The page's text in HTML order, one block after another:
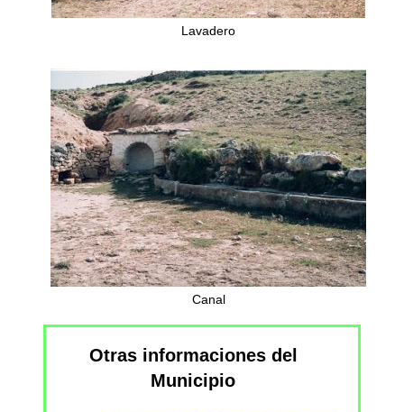
Lavadero
Canal
Otras informaciones del
Municipio